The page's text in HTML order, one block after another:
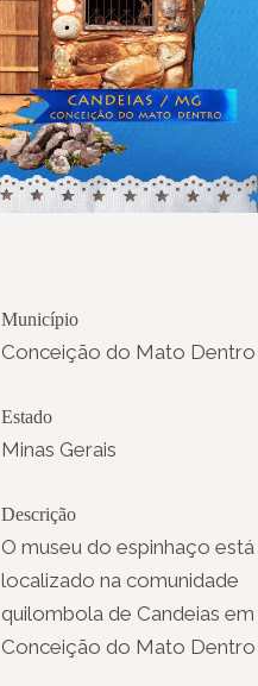
Município
Conceição do Mato Dentro
Estado
Minas Gerais
Descrição
O museu do espinhaço está
localizado na comunidade
quilombola de Candeias em
Conceição do Mato Dentro